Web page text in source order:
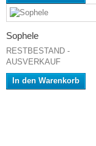
Sophele
RESTBESTAND -
AUSVERKAUF
In den Warenkorb